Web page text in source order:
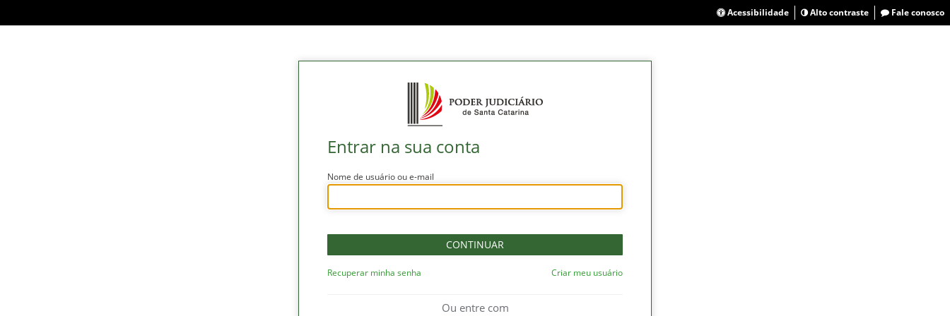
Acessibilidade Alto contraste Fale conosco
Entrar na sua conta
Nome de usuário ou e-mail
Recuperar minha senha Criar meu usuário
Ou entre com